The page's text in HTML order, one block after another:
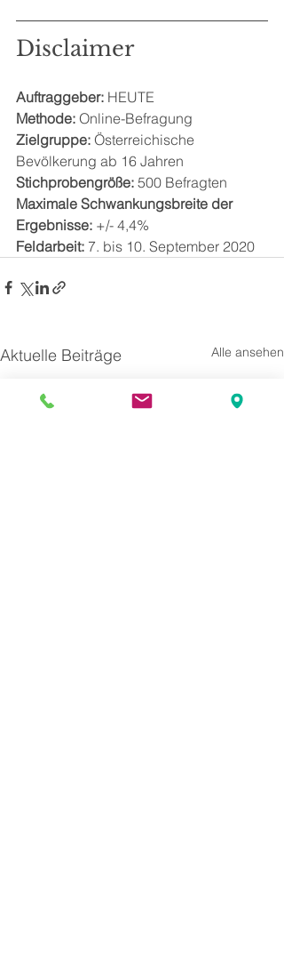
Disclaimer
Auftraggeber: HEUTE
Methode: Online-Befragung
Zielgruppe: Österreichische
Bevölkerung ab 16 Jahren
Stichprobengröße: 500 Befragten
Maximale Schwankungsbreite der
Ergebnisse: +/- 4,4%
Feldarbeit: 7. bis 10. September 2020
Aktuelle Beiträge Alle ansehen